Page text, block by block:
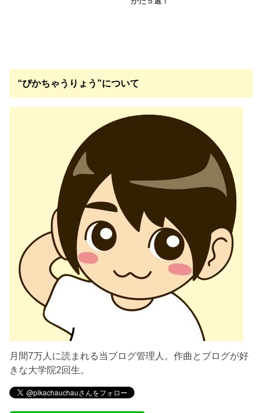
“ぴかちゃうりょう”について
月間7万人に読まれる当ブログ管理人。作曲とブログが好
きな大学院2回生。